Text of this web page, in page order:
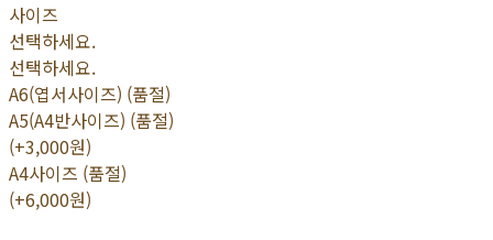
사이즈
선택하세요.
선택하세요.
A6(엽서사이즈) (품절)
A5(A4반사이즈) (품절)
(+3,000원)
A4사이즈 (품절)
(+6,000원)